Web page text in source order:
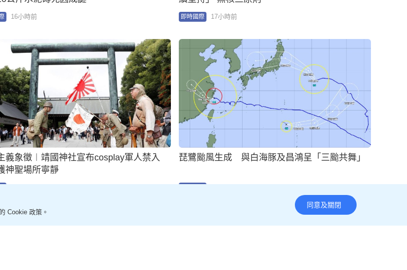
18小時前 即時國際 18小時前
國遭捅殺 疑兇聲稱：他在我女友家
投名狀？︱盜6000頁半導體機密向華企求職 SK
Cookie 政策。
同意及關閉